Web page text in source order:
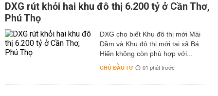
DXG rút khỏi hai khu đô thị 6.200 tỷ ở Cần Thơ,
Phú Thọ
DXG cho biết Khu đô thị mới Mái
Dầm và Khu đô thị mới tại xã Bá
Hiến không còn phù hợp với...
CHỦ ĐẦU TƯ 01 phút trước